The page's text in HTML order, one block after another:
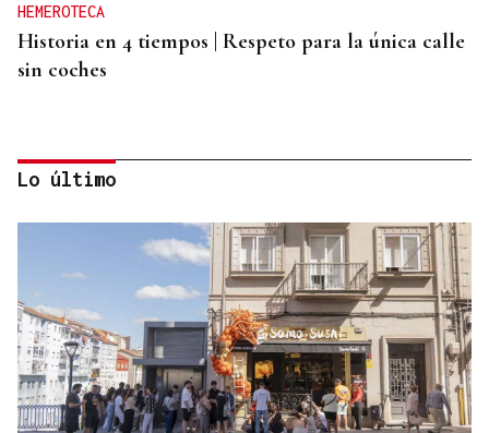
HEMEROTECA
Historia en 4 tiempos | Respeto para la única calle
sin coches
PODCAST Y VÍDEO
El primer café | Jueves, 6 de agosto
Lo último